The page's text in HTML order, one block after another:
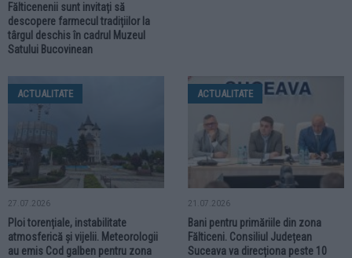
Fălticenenii sunt invitați să
descopere farmecul tradițiilor la
târgul deschis în cadrul Muzeul
Satului Bucovinean
ACTUALITATE
27.07.2026
Ploi torențiale, instabilitate
atmosferică și vijelii. Meteorologii
au emis Cod galben pentru zona
ACTUALITATE
21.07.2026
Bani pentru primăriile din zona
Fălticeni. Consiliul Județean
Suceava va direcționa peste 10